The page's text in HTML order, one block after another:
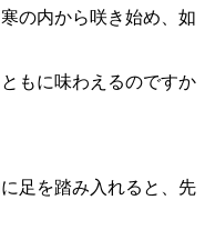
の内から咲き始め、如
もに味わえるのですか
足を踏み入れると、先